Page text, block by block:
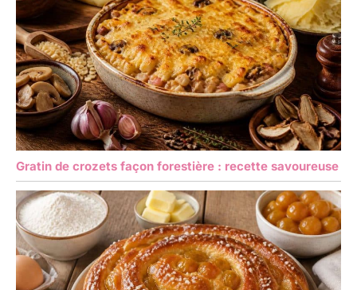
Gratin de crozets façon forestière : recette savoureuse